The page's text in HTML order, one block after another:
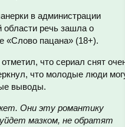
в администрации
области речь зашла о
«Слово пацана» (18+).
что сериал снят
что молодые люди
выводы.
Они эту романтику
мазком, не обратят